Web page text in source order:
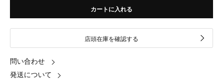
カートに入れる
店頭在庫を確認する
問い合わせ
発送について